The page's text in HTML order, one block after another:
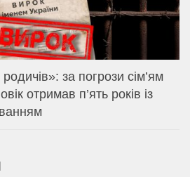
за погрози сім’ям
отримав п’ять років із